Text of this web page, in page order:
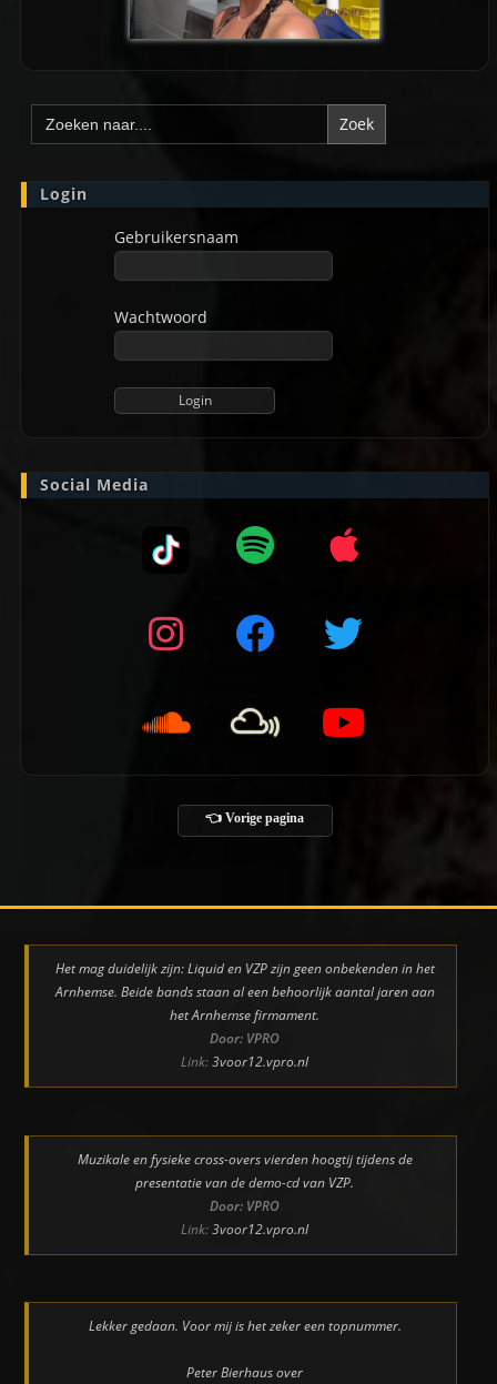
Zoek
naar:
Login
Gebruikersnaam
Wachtwoord
Social Media
👈 Vorige pagina
Het mag duidelijk zijn: Liquid en VZP zijn geen onbekenden in het
Arnhemse. Beide bands staan al een behoorlijk aantal jaren aan
het Arnhemse firmament.
Door: VPRO
Link:3voor12.vpro.nl
Muzikale en fysieke cross-overs vierden hoogtij tijdens de
presentatie van de demo-cd van VZP.
Door: VPRO
Link:3voor12.vpro.nl
Lekker gedaan. Voor mij is het zeker een topnummer.
Peter Bierhaus over